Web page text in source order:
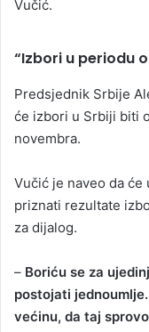
Vučić.
“Izbori u periodu
Predsjednik Srbije
će izbori u Srbiji biti
novembra.
Vučić je naveo da će
priznati rezultate
za dijalog.
– Boriću se za
postojati
većinu, da taj